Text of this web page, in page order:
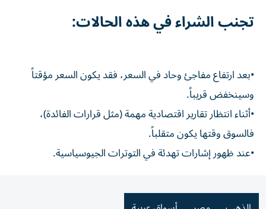
تجنب الشراء في هذه الحالات:
•بعد ارتفاع مفاجئ وحاد في السعر، فقد يكون السعر مؤقتاً
وسينخفض قريباً.
•أثناء انتظار تقارير اقتصادية مهمة (مثل قرارات الفائدة)،
فالسوق وقتها يكون متقلباً.
•عند ظهور إشارات تهدئة في التوترات الجيوسياسية.